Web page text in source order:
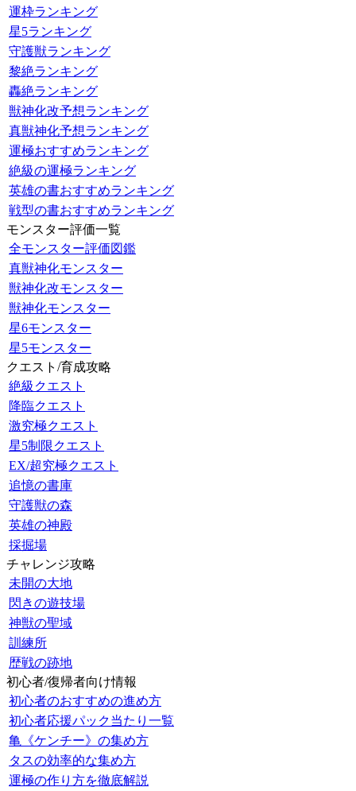
運枠ランキング
星5ランキング
守護獣ランキング
黎絶ランキング
轟絶ランキング
獣神化改予想ランキング
真獣神化予想ランキング
運極おすすめランキング
絶級の運極ランキング
英雄の書おすすめランキング
戦型の書おすすめランキング
モンスター評価一覧
全モンスター評価図鑑
真獣神化モンスター
獣神化改モンスター
獣神化モンスター
星6モンスター
星5モンスター
クエスト/育成攻略
絶級クエスト
降臨クエスト
激究極クエスト
星5制限クエスト
EX/超究極クエスト
追憶の書庫
守護獣の森
英雄の神殿
採掘場
チャレンジ攻略
未開の大地
閃きの遊技場
神獣の聖域
訓練所
歴戦の跡地
初心者/復帰者向け情報
初心者のおすすめの進め方
初心者応援パック当たり一覧
亀《ケンチー》の集め方
タスの効率的な集め方
運極の作り方を徹底解説